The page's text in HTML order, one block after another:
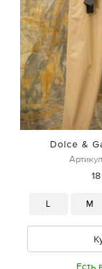
Dolce &
L M
Есть